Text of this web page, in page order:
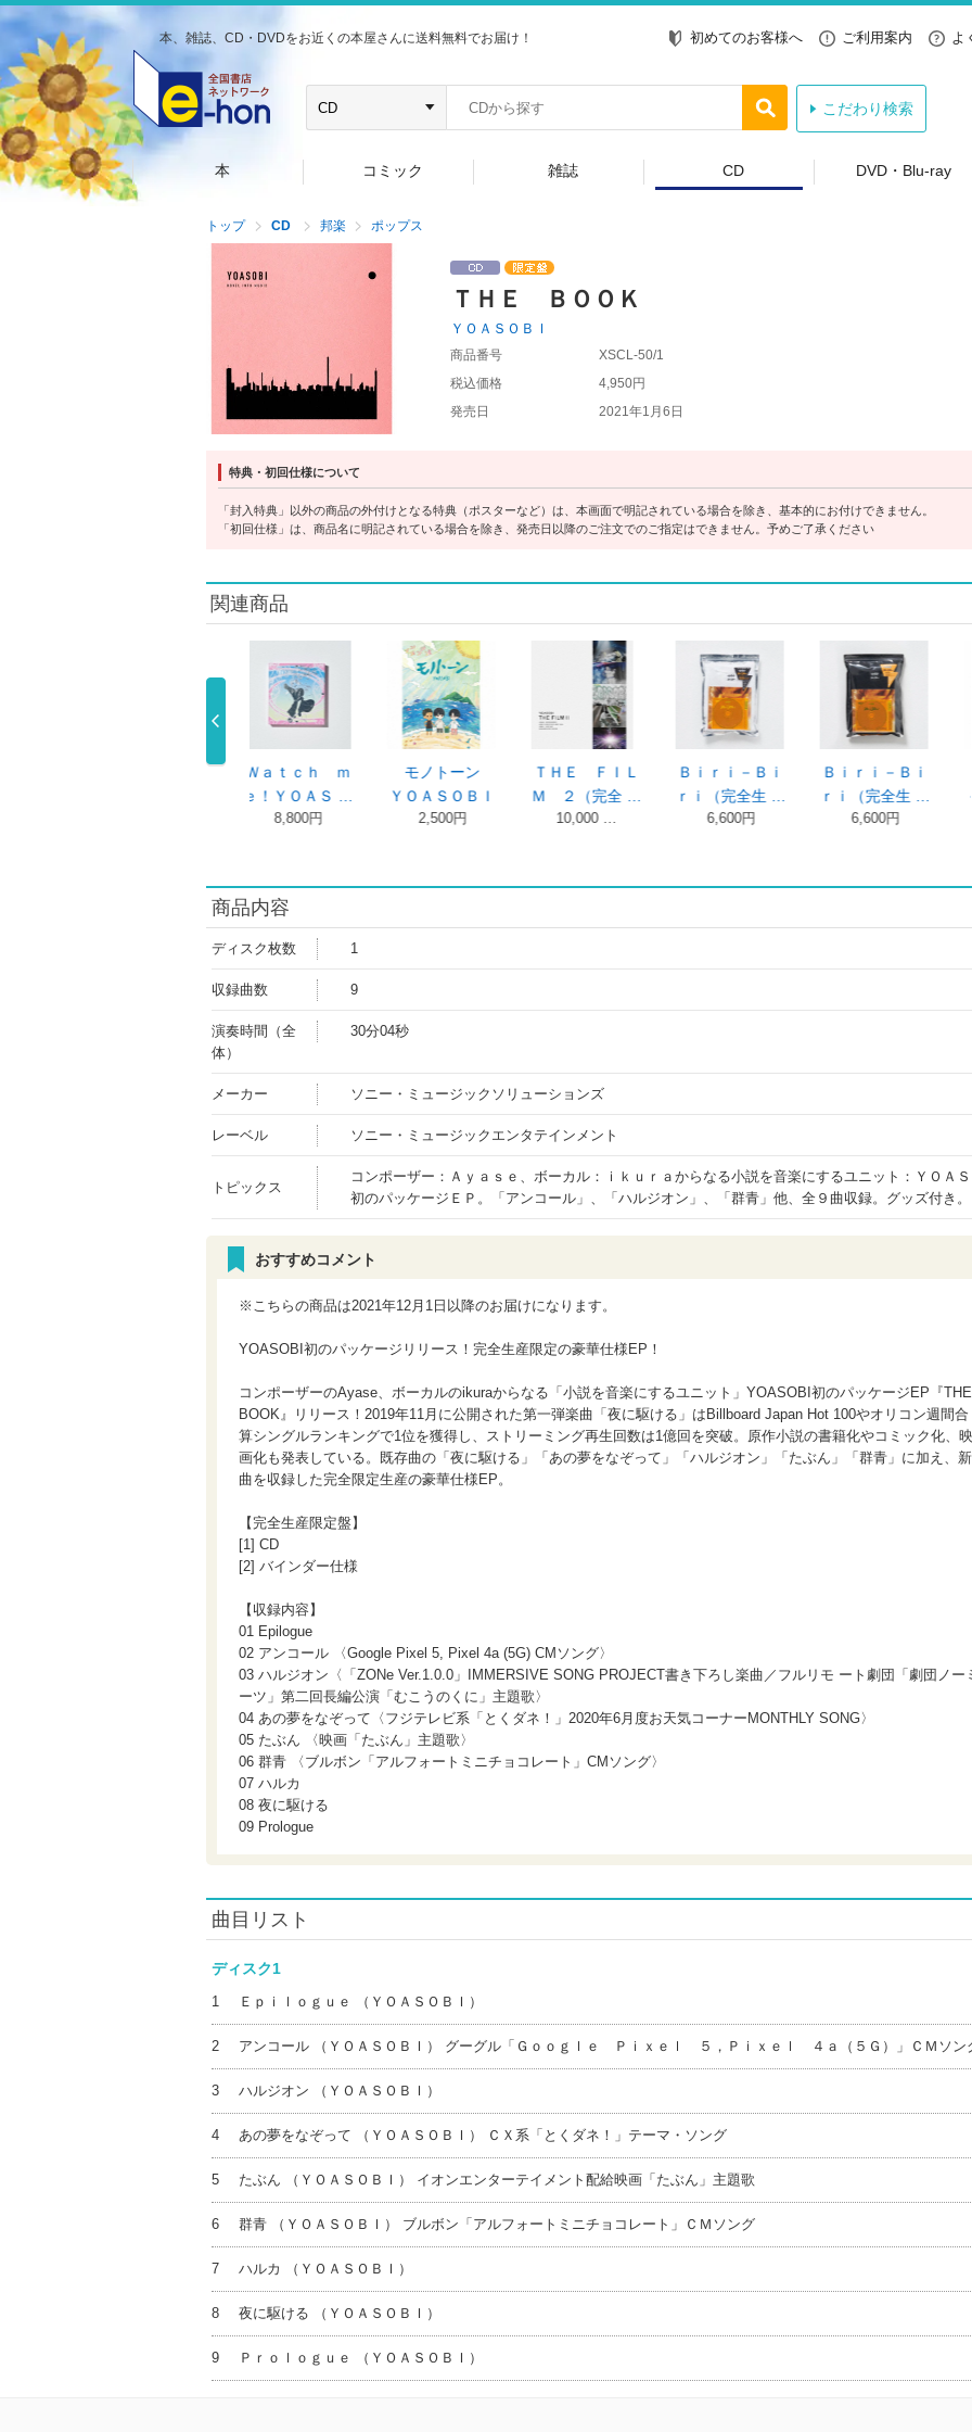
本、雑誌、CD・DVDをお近くの本屋さんに送料無料でお届け！ 初めてのお客様へ ご利用案内 よ
こだわり検索
本 コミック 雑誌 CD DVD・Blu-ray
トップ CD 邦楽 ポップス
ＴＨＥ ＢＯＯＫ
ＹＯＡＳＯＢＩ
商品番号
XSCL-50/1
税込価格
4,950円
発売日
2021年1月6日
特典・初回仕様について
「封入特典」以外の商品の外付けとなる特典（ポスターなど）は、本画面で明記されている場合を除き、基本的にお付けできません。
「初回仕様」は、商品名に明記されている場合を除き、発売日以降のご注文でのご指定はできません。予めご了承ください
関連商品
モノトーン
ＹＯＡＳＯＢＩ
ＴＨＥ ＦＩＬ
Ｍ ２（完全 …
10,000 …
Ｂｉｒｉ－Ｂｉ
ｒｉ（完全生 …
6,600円
Ｂｉｒｉ－Ｂｉ
ｒｉ（完全生 …
6,600円
はじめての
－ ＥＰ（完全
はじめての
－ ＥＰ（完全
商品内容
ディスク枚数 1
収録曲数 9
演奏時間（全
体）
30分04秒
メーカー ソニー・ミュージックソリューションズ
レーベル ソニー・ミュージックエンタテインメント
トピックス
コンポーザー：Ａｙａｓｅ、ボーカル：ｉｋｕｒａからなる小説を音楽にするユニット：ＹＯＡ
初のパッケージＥＰ。「アンコール」、「ハルジオン」、「群青」他、全９曲収録。グッズ付き。
おすすめコメント
※こちらの商品は2021年12月1日以降のお届けになります。
YOASOBI初のパッケージリリース！完全生産限定の豪華仕様EP！
コンポーザーのAyase、ボーカルのikuraからなる「小説を音楽にするユニット」YOASOBI初のパッケージEP『THE
BOOK』リリース！2019年11月に公開された第一弾楽曲「夜に駆ける」はBillboard Japan Hot 100やオリコン週間合
算シングルランキングで1位を獲得し、ストリーミング再生回数は1億回を突破。原作小説の書籍化やコミック化、映
画化も発表している。既存曲の「夜に駆ける」「あの夢をなぞって」「ハルジオン」「たぶん」「群青」に加え、新
曲を収録した完全限定生産の豪華仕様EP。
【完全生産限定盤】
[1] CD
[2] バインダー仕様
【収録内容】
01 Epilogue
02 アンコール 〈Google Pixel 5, Pixel 4a (5G) CMソング〉
03 ハルジオン〈「ZONe Ver.1.0.0」IMMERSIVE SONG PROJECT書き下ろし楽曲／フルリモ ート劇団「劇団ノー
ーツ」第二回長編公演「むこうのくに」主題歌〉
04 あの夢をなぞって〈フジテレビ系「とくダネ！」2020年6月度お天気コーナーMONTHLY SONG〉
05 たぶん 〈映画「たぶん」主題歌〉
06 群青 〈ブルボン「アルフォートミニチョコレート」CMソング〉
07 ハルカ
08 夜に駆ける
09 Prologue
曲目リスト
ディスク1
1 Ｅｐｉｌｏｇｕｅ （ＹＯＡＳＯＢＩ）
2 アンコール （ＹＯＡＳＯＢＩ） グーグル「Ｇｏｏｇｌｅ Ｐｉｘｅｌ ５，Ｐｉｘｅｌ ４ａ（５Ｇ）」ＣＭソン
3 ハルジオン （ＹＯＡＳＯＢＩ）
4 あの夢をなぞって （ＹＯＡＳＯＢＩ） ＣＸ系「とくダネ！」テーマ・ソング
5 たぶん （ＹＯＡＳＯＢＩ） イオンエンターテイメント配給映画「たぶん」主題歌
6 群青 （ＹＯＡＳＯＢＩ） ブルボン「アルフォートミニチョコレート」ＣＭソング
7 ハルカ （ＹＯＡＳＯＢＩ）
8 夜に駆ける （ＹＯＡＳＯＢＩ）
9 Ｐｒｏｌｏｇｕｅ （ＹＯＡＳＯＢＩ）